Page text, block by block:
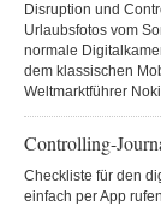
Disruption und
Urlaubsfotos vom
normale
dem klassischen
Weltmarktführer
Controlling-
Checkliste für den
einfach per App